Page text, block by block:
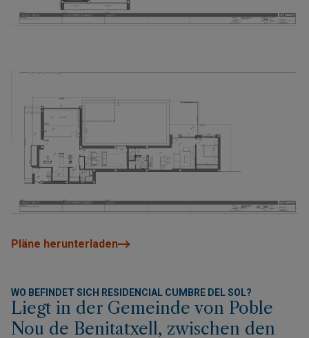
Pläne herunterladen
WO BEFINDET SICH RESIDENCIAL CUMBRE DEL SOL?
Liegt in der Gemeinde von Poble
Nou de Benitatxell, zwischen den